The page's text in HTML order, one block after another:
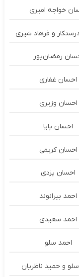
خواجه امیری
و فرهاد شيرى
رمضان‌پور
احسان غفاری
احسان وزیری
احسان پایا
احسان کریمی
احسان یزدی
احمد بیرانوند
احمد سعیدی
احمد سلو
و حمید ناظریان